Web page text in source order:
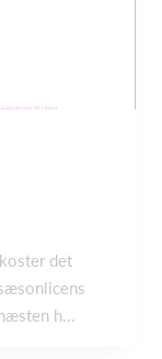
det
h...